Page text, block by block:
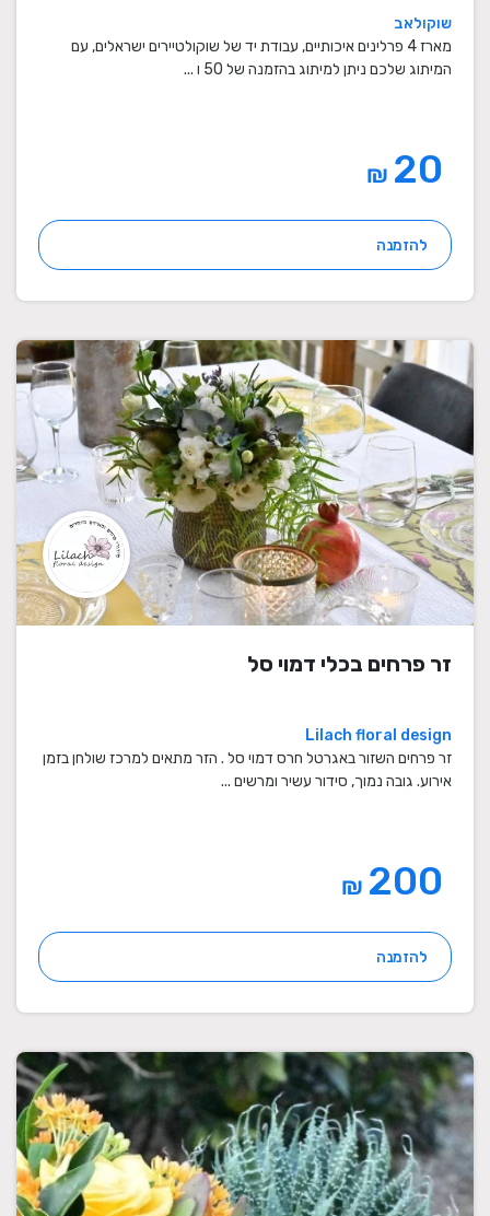
שוקולאב
מארז 4 פרלינים איכותיים, עבודת יד של שוקולטיירים ישראלים, עם
המיתוג שלכם ניתן למיתוג בהזמנה של 50 ו ...
₪
להזמנה
זר פרחים בכלי דמוי סל
Lilach floral design
זר פרחים השזור באגרטל חרס דמוי סל . הזר מתאים למרכז שולחן בזמן
אירוע. גובה נמוך, סידור עשיר ומרשים ...
₪
להזמנה